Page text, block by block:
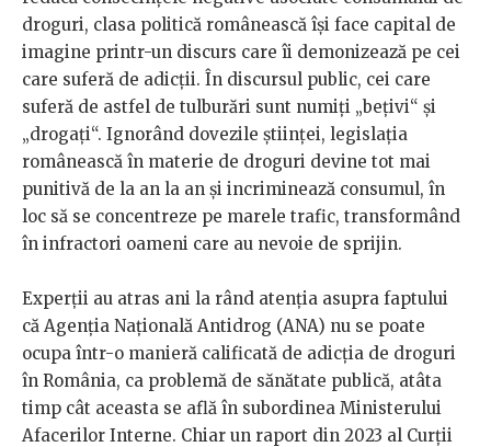
droguri, clasa politică românească își face capital de
imagine printr-un discurs care îi demonizează pe cei
care suferă de adicții. În discursul public, cei care
suferă de astfel de tulburări sunt numiți „bețivi“ și
„drogați“. Ignorând dovezile științei, legislația
românească în materie de droguri devine tot mai
punitivă de la an la an și incriminează consumul, în
loc să se concentreze pe marele trafic, transformând
în infractori oameni care au nevoie de sprijin.
Experții au atras ani la rând atenția asupra faptului
că Agenția Națională Antidrog (ANA) nu se poate
ocupa într-o manieră calificată de adicția de droguri
în România, ca problemă de sănătate publică, atâta
timp cât aceasta se află în subordinea Ministerului
Afacerilor Interne. Chiar un raport din 2023 al Curții